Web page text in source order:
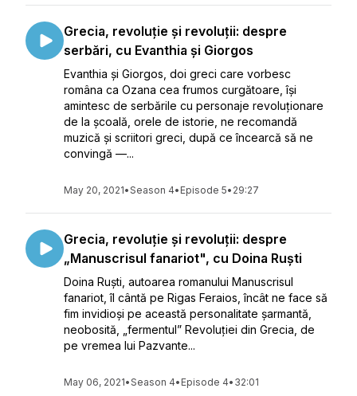
Grecia, revoluție și revoluții: despre
serbări, cu Evanthia și Giorgos
Evanthia și Giorgos, doi greci care vorbesc
româna ca Ozana cea frumos curgătoare, își
amintesc de serbările cu personaje revoluționare
de la școală, orele de istorie, ne recomandă
muzică și scriitori greci, după ce încearcă să ne
convingă —...
May 20, 2021•Season 4• Episode 5• 29:27
Grecia, revoluție și revoluții: despre
„Manuscrisul fanariot", cu Doina Ruști
Doina Ruști, autoarea romanului Manuscrisul
fanariot, îl cântă pe Rigas Feraios, încât ne face să
fim invidioși pe această personalitate șarmantă,
neobosită, „fermentul” Revoluției din Grecia, de
pe vremea lui Pazvante...
May 06, 2021•Season 4• Episode 4• 32:01